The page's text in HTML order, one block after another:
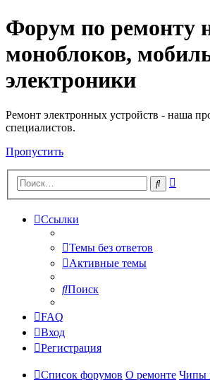
Регистрация
Форум по ремонту
моноблоков,
электроники
Ремонт электронных устройств - наша
специалистов.
Пропустить
Поиск
Ссылки
Темы без ответов
Активные темы
Поиск
FAQ
Вход
Регистрация
Список форумов О ремонте Чипы